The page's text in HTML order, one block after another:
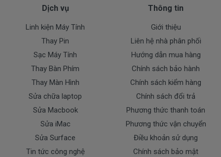
Dịch vụ
Linh kiện Máy Tính
Thay Pin
Sạc Máy Tính
Thay Bàn Phím
Thay Màn Hình
Sửa chữa laptop
Sửa Macbook
Sửa iMac
Sửa Surface
Tin tức công nghệ
Thông tin
Giới thiệu
Liên hệ nhà phân phối
Hướng dẫn mua hàng
Chính sách bảo hành
Chính sách kiểm hàng
Chính sách đổi trả
Phương thức thanh toán
Phương thức vận chuyển
Điều khoản sử dụng
Chính sách bảo mật